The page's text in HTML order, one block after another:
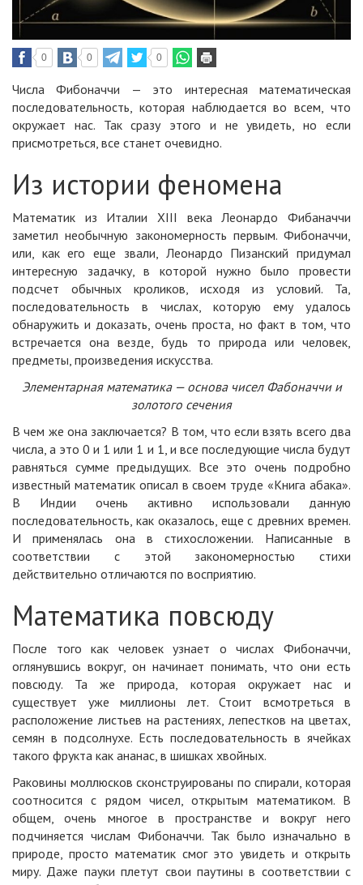
0 0 0
Числа Фибоначчи — это интересная математическая
последовательность, которая наблюдается во всем, что
окружает нас. Так сразу этого и не увидеть, но если
присмотреться, все станет очевидно.
Из истории феномена
Математик из Италии XIII века Леонардо Фибаначчи
заметил необычную закономерность первым. Фибоначчи,
или, как его еще звали, Леонардо Пизанский придумал
интересную задачку, в которой нужно было провести
подсчет обычных кроликов, исходя из условий. Та,
последовательность в числах, которую ему удалось
обнаружить и доказать, очень проста, но факт в том, что
встречается она везде, будь то природа или человек,
предметы, произведения искусства.
Элементарная математика — основа чисел Фабоначчи и
золотого сечения
В чем же она заключается? В том, что если взять всего два
числа, а это 0 и 1 или 1 и 1, и все последующие числа будут
равняться сумме предыдущих. Все это очень подробно
известный математик описал в своем труде «Книга абака».
В Индии очень активно использовали данную
последовательность, как оказалось, еще с древних времен.
И применялась она в стихосложении. Написанные в
соответствии с этой закономерностью стихи
действительно отличаются по восприятию.
Математика повсюду
После того как человек узнает о числах Фибоначчи,
оглянувшись вокруг, он начинает понимать, что они есть
повсюду. Та же природа, которая окружает нас и
существует уже миллионы лет. Стоит всмотреться в
расположение листьев на растениях, лепестков на цветах,
семян в подсолнухе. Есть последовательность в ячейках
такого фрукта как ананас, в шишках хвойных.
Раковины моллюсков сконструированы по спирали, которая
соотносится с рядом чисел, открытым математиком. В
общем, очень многое в пространстве и вокруг него
подчиняется числам Фибоначчи. Так было изначально в
природе, просто математик смог это увидеть и открыть
миру. Даже пауки плетут свои паутины в соответствии с